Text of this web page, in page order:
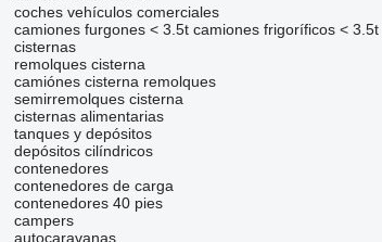
coches vehículos comerciales
camiones furgones < 3.5t camiones frigoríficos < 3.5t
cisternas
remolques cisterna
camiónes cisterna remolques
semirremolques cisterna
cisternas alimentarias
tanques y depósitos
depósitos cilíndricos
contenedores
contenedores de carga
contenedores 40 pies
campers
autocaravanas